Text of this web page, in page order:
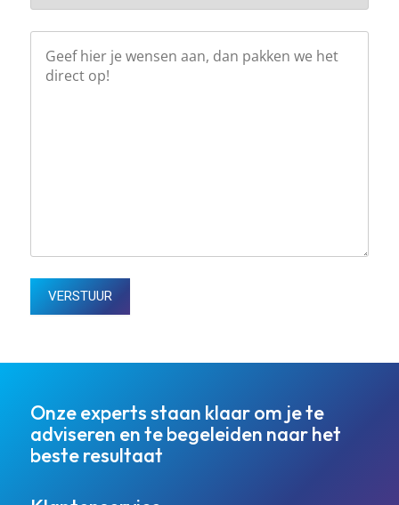
Onze experts staan klaar om je te
adviseren en te begeleiden naar het
beste resultaat